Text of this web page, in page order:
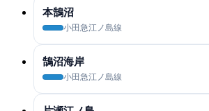
本鵠沼
小田急江ノ島線
鵠沼海岸
小田急江ノ島線